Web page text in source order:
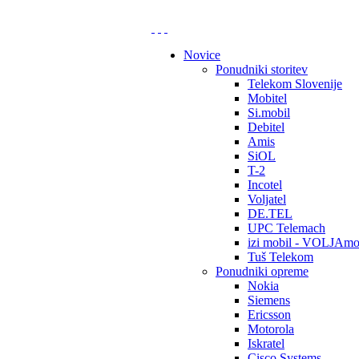
Novice
Ponudniki storitev
Telekom Slovenije
Mobitel
Si.mobil
Debitel
Amis
SiOL
T-2
Incotel
Voljatel
DE.TEL
UPC Telemach
izi mobil -
Tuš Telekom
Ponudniki opreme
Nokia
Siemens
Ericsson
Motorola
Iskratel